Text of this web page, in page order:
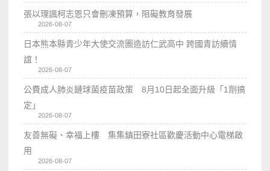
張以理諷柯志恩只會刪凍預算，阻礙教育發展
2026-08-07
日本熊本縣青少年大使交流團造訪仁武高中 跨國青訪續情
誼！
2026-08-07
公費成人肺炎鏈球菌疫苗政策 8月10日起全面升級「1劑搞
定」
2026-08-07
友善無礙、幸福上樓 集集鎮田寮社區歡慶活動中心電梯啟
用
2026-08-07